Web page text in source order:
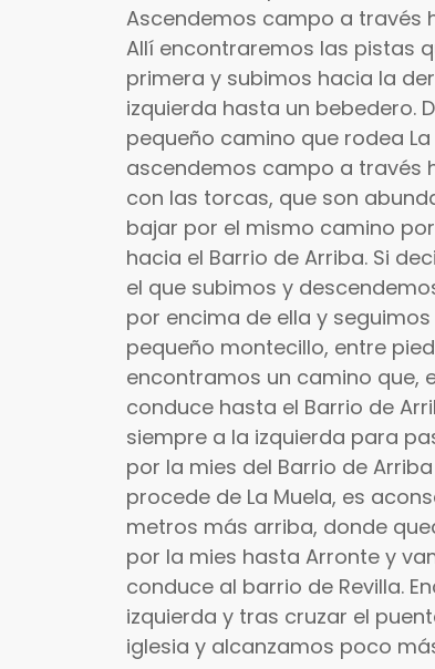
Ascendemos campo a través
Allí encontraremos las pistas
primera y subimos hacia la
izquierda hasta un bebedero.
pequeño camino que rodea
ascendemos campo a través
con las torcas, que son
bajar por el mismo camino
hacia el Barrio de Arriba. Si
el que subimos y
por encima de ella y
pequeño montecillo, entre
encontramos un camino que,
conduce hasta el Barrio de
siempre a la izquierda para
por la mies del Barrio de
procede de La Muela, es
metros más arriba, donde
por la mies hasta Arronte y
conduce al barrio de Revilla.
izquierda y tras cruzar el
iglesia y alcanzamos poco